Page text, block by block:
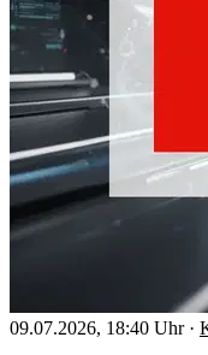
09.07.2026, 18:40 Uhr ·